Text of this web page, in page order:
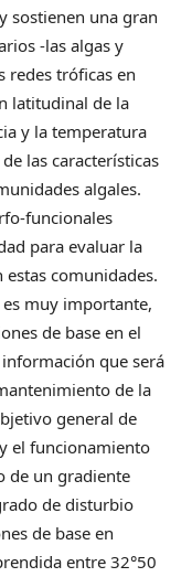
sostienen una gran
-las algas y
redes tróficas en
latitudinal de la
y la temperatura
las características
algales.
funcionales
para evaluar la
comunidades.
muy importante,
de base en el
que será
de la
general de
el funcionamiento
de un gradiente
de disturbio
de base en
entre 32°50